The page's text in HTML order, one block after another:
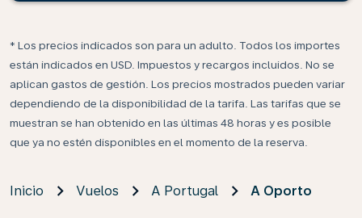
* Los precios indicados son para un adulto. Todos los importes
están indicados en USD. Impuestos y recargos incluidos. No se
aplican gastos de gestión. Los precios mostrados pueden variar
dependiendo de la disponibilidad de la tarifa. Las tarifas que se
muestran se han obtenido en las últimas 48 horas y es posible
que ya no estén disponibles en el momento de la reserva.
Inicio Vuelos A Portugal A Oporto